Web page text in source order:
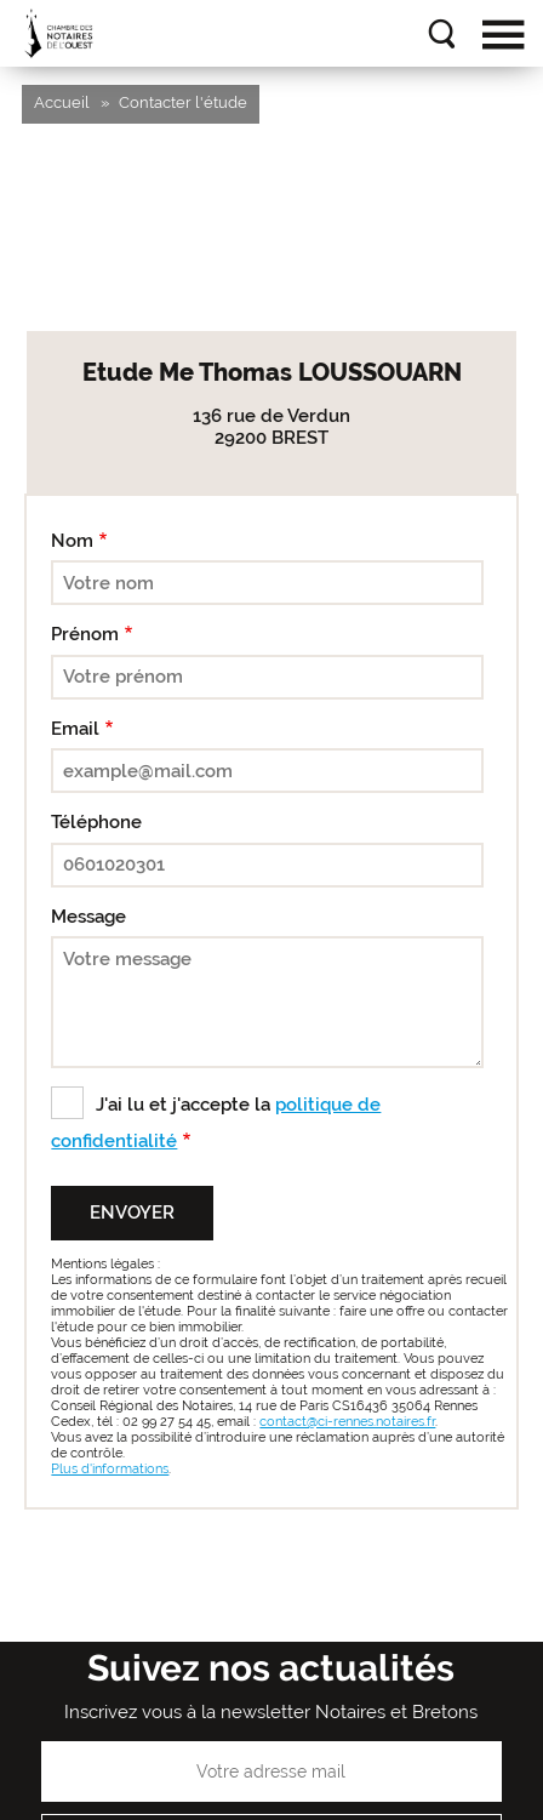
Accueil Contacter l'étude
Etude Me Thomas LOUSSOUARN
136 rue de Verdun
29200 BREST
Nom
Prénom
Email
Téléphone
Message
J'ai lu et j'accepte la politique de
confidentialité
Mentions légales :
Les informations de ce formulaire font l’objet d’un traitement après recueil
de votre consentement destiné à contacter le service négociation
immobilier de l'étude. Pour la finalité suivante : faire une offre ou contacter
l'étude pour ce bien immobilier.
Vous bénéficiez d’un droit d’accès, de rectification, de portabilité,
d’effacement de celles-ci ou une limitation du traitement. Vous pouvez
vous opposer au traitement des données vous concernant et disposez du
droit de retirer votre consentement à tout moment en vous adressant à :
Conseil Régional des Notaires, 14 rue de Paris CS16436 35064 Rennes
Cedex, tél : 02 99 27 54 45, email :contact@ci-rennes.notaires.fr.
Vous avez la possibilité d’introduire une réclamation auprès d’une autorité
de contrôle.
Plus d'informations.
Suivez nos actualités
Inscrivez vous à la newsletter Notaires et Bretons